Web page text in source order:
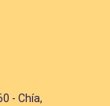
- Chía,